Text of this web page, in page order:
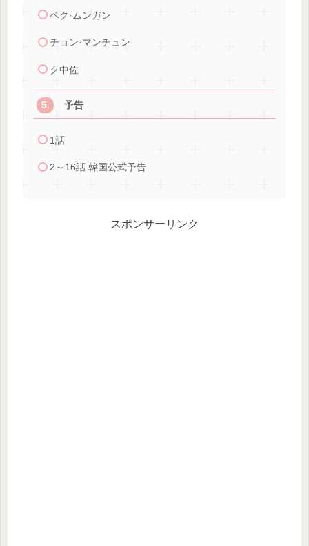
ペク·ムンガン
チョン·マンチュン
ク中佐
予告
1話
2～16話 韓国公式予告
スポンサーリンク